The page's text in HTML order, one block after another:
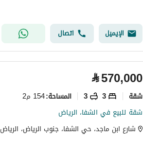
الإيميل اتصال
⃁570,000
شقة 3
3 المساحة:154 م2
شقة للبيع في الشفا، الرياض
شارع ابن ماجد، حي الشفا، جنوب الرياض، الرياض